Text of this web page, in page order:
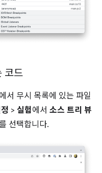
코드
서 무시 목록에 있는 파일
> 실험 에서 소스 트리 뷰
선택합니다.